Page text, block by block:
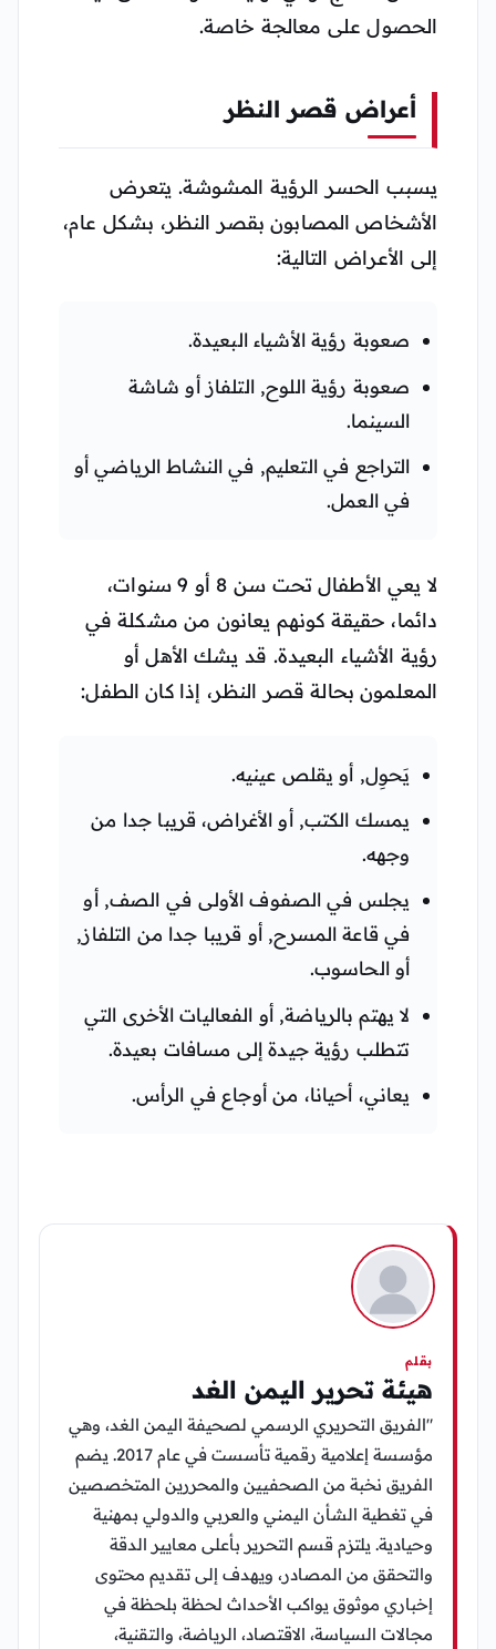
الحصول على معالجة خاصة.
أعراض قصر النظر
يسبب الحسر الرؤية المشوشة. يتعرض
الأشخاص المصابون بقصر النظر، بشكل عام،
إلى الأعراض التالية:
صعوبة رؤية الأشياء البعيدة.
صعوبة رؤية اللوح, التلفاز أو شاشة
السينما.
التراجع في التعليم, في النشاط الرياضي أو
في العمل.
لا يعي الأطفال تحت سن 8 أو 9 سنوات،
دائما، حقيقة كونهم يعانون من مشكلة في
رؤية الأشياء البعيدة. قد يشك الأهل أو
المعلمون بحالة قصر النظر، إذا كان الطفل:
يَحوِل, أو يقلص عينيه.
يمسك الكتب, أو الأغراض، قريبا جدا من
وجهه.
يجلس في الصفوف الأولى في الصف, أو
في قاعة المسرح, أو قريبا جدا من التلفاز,
أو الحاسوب.
لا يهتم بالرياضة, أو الفعاليات الأخرى التي
تتطلب رؤية جيدة إلى مسافات بعيدة.
يعاني، أحيانا، من أوجاع في الرأس.
بقلم
هيئة تحرير اليمن الغد
"الفريق التحريري الرسمي لصحيفة اليمن الغد، وهي
مؤسسة إعلامية رقمية تأسست في عام 2017. يضم
الفريق نخبة من الصحفيين والمحررين المتخصصين
في تغطية الشأن اليمني والعربي والدولي بمهنية
وحيادية. يلتزم قسم التحرير بأعلى معايير الدقة
والتحقق من المصادر، ويهدف إلى تقديم محتوى
إخباري موثوق يواكب الأحداث لحظة بلحظة في
مجالات السياسة، الاقتصاد، الرياضة، والتقنية،